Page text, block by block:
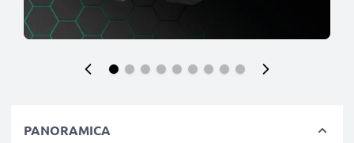
PANORAMICA